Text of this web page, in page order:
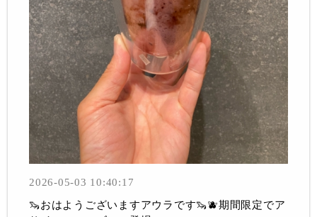
2026-05-03 10:40:17
🦦おはようございますアウラです🦦🫐期間限定でア